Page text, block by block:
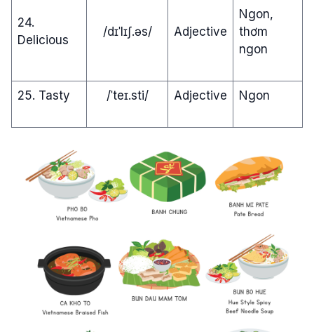
24.
Delicious
/dɪˈlɪʃ.əs/ Adjective
Ngon,
thơm
ngon
25. Tasty /ˈteɪ.sti/ Adjective Ngon